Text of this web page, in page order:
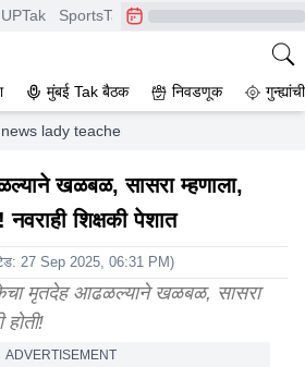
UPTak SportsTak CrimeTak
मुंबई Tak बैठक निवडणूक
lady teacher died in darbhanga her
खळबळ, सासरा म्हणाला,
नवराही शिक्षकी पेशात
27 Sep 2025, 06:31 PM)
मृतदेह आढळल्याने खळबळ, सासरा
होती!
ADVERTISEMENT